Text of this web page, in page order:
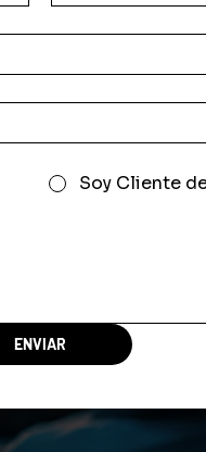
Soy Cliente
ENVIAR